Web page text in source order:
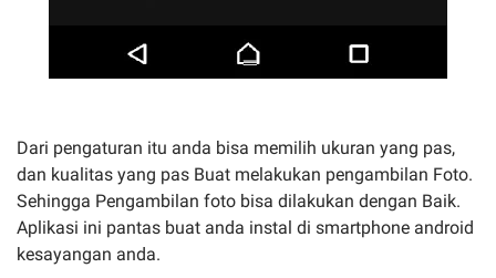
Dari pengaturan itu anda bisa memilih ukuran yang pas,
dan kualitas yang pas Buat melakukan pengambilan Foto.
Sehingga Pengambilan foto bisa dilakukan dengan Baik.
Aplikasi ini pantas buat anda instal di smartphone android
kesayangan anda.